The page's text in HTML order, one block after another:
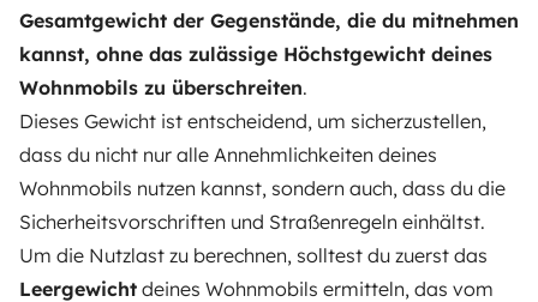
Gesamtgewicht der Gegenstände, die du mitnehmen
kannst, ohne das zulässige Höchstgewicht deines
Wohnmobils zu überschreiten.
Dieses Gewicht ist entscheidend, um sicherzustellen,
dass du nicht nur alle Annehmlichkeiten deines
Wohnmobils nutzen kannst, sondern auch, dass du die
Sicherheitsvorschriften und Straßenregeln einhältst.
Um die Nutzlast zu berechnen, solltest du zuerst das
Leergewicht deines Wohnmobils ermitteln, das vom